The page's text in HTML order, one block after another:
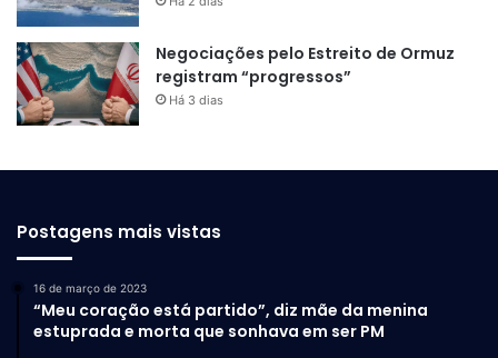
Cabine familiar aposta em
telas, bancos confortáveis e
entretenimento
Na apresentação do novo E8 PHEV, a GAC destacou uma
versões citadas no material do lançamento trazem painel
de instrumentos digital de 10,25 polegadas e tela central
flutuante de 15,6 polegadas.
A segunda fileira é um dos pontos de maior apelo familiar.
Negociações pelo Estreito de Ormuz
registram “progressos”
Há 3 dias
Postagens mais vistas
16 de março de 2023
“Meu coração está partido”, diz mãe da menina
estuprada e morta que sonhava em ser PM